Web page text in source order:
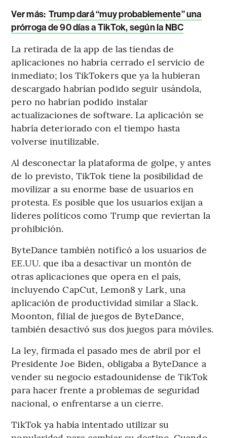
Ver más: Trump dará “muy probablemente” una
prórroga de 90 días a TikTok, según la NBC
La retirada de la app de las tiendas de
aplicaciones no habría cerrado el servicio de
inmediato; los TikTokers que ya la hubieran
descargado habrían podido seguir usándola,
pero no habrían podido instalar
actualizaciones de software. La aplicación se
habría deteriorado con el tiempo hasta
volverse inutilizable.
Al desconectar la plataforma de golpe, y antes
de lo previsto, TikTok tiene la posibilidad de
movilizar a su enorme base de usuarios en
protesta. Es posible que los usuarios exijan a
líderes políticos como Trump que reviertan la
prohibición.
ByteDance también notificó a los usuarios de
EE.UU. que iba a desactivar un montón de
otras aplicaciones que opera en el país,
incluyendo CapCut, Lemon8 y Lark, una
aplicación de productividad similar a Slack.
Moonton, filial de juegos de ByteDance,
también desactivó sus dos juegos para móviles.
La ley, firmada el pasado mes de abril por el
Presidente Joe Biden, obligaba a ByteDance a
vender su negocio estadounidense de TikTok
para hacer frente a problemas de seguridad
nacional, o enfrentarse a un cierre.
TikTok ya había intentado utilizar su